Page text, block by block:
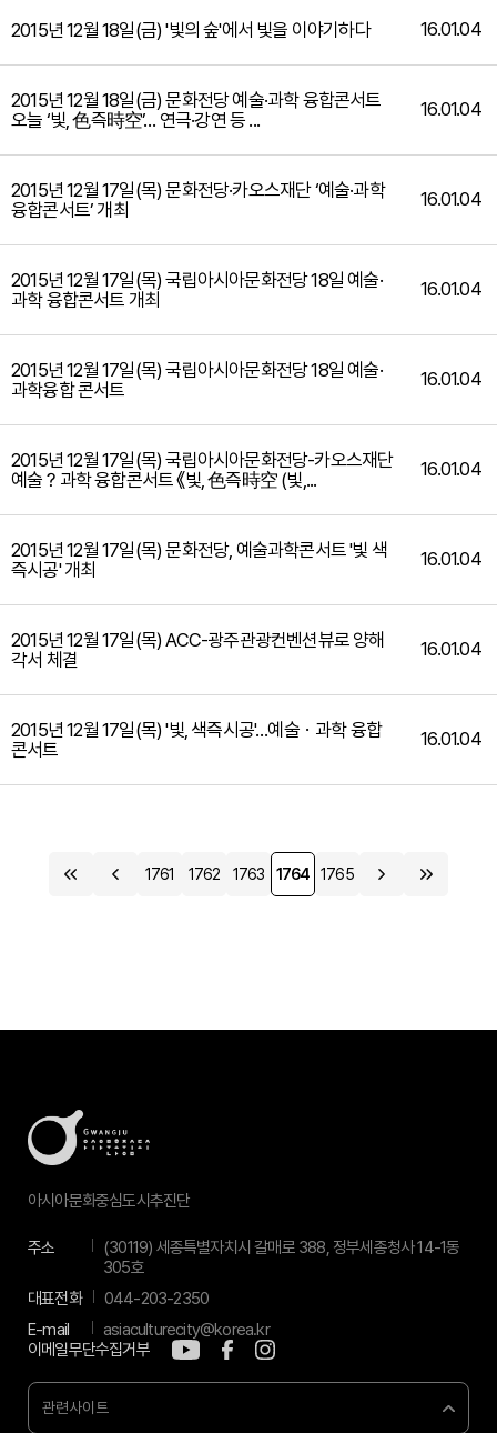
2015년 12월 18일(금) '빛의 숲'에서 빛을 이야기하다 16.01.04
2015년 12월 18일(금) 문화전당 예술·과학 융합콘서트
오늘 ‘빛, 色즉時空’… 연극·강연 등 ...
16.01.04
2015년 12월 17일(목) 문화전당·카오스재단 ‘예술·과학
융합콘서트’ 개최
16.01.04
2015년 12월 17일(목) 국립아시아문화전당 18일 예술·
과학 융합콘서트 개최
16.01.04
2015년 12월 17일(목) 국립아시아문화전당 18일 예술·
과학융합 콘서트
16.01.04
2015년 12월 17일(목) 국립아시아문화전당-카오스재단
예술？과학 융합콘서트 《빛, 色즉時空 (빛,...
16.01.04
2015년 12월 17일(목) 문화전당, 예술과학콘서트 '빛 색
즉시공' 개최
16.01.04
2015년 12월 17일(목) ACC-광주관광컨벤션뷰로 양해
각서 체결
16.01.04
2015년 12월 17일(목) '빛, 색즉시공'…예술ㆍ과학 융합
콘서트
16.01.04
1761 1762 1763 1764 1765
아시아문화중심도시추진단
주소
(30119) 세종특별자치시 갈매로 388, 정부세종청사 14-1동
305호
대표전화
044-203-2350
E-mail
asiaculturecity@korea.kr
이메일무단수집거부
관련사이트